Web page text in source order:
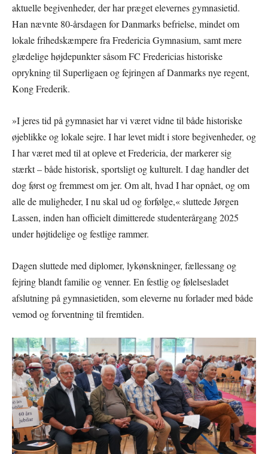
aktuelle begivenheder, der har præget elevernes gymnasietid.
Han nævnte 80-årsdagen for Danmarks befrielse, mindet om
lokale frihedskæmpere fra Fredericia Gymnasium, samt mere
glædelige højdepunkter såsom FC Fredericias historiske
oprykning til Superligaen og fejringen af Danmarks nye regent,
Kong Frederik.
»I jeres tid på gymnasiet har vi været vidne til både historiske
øjeblikke og lokale sejre. I har levet midt i store begivenheder, og
I har været med til at opleve et Fredericia, der markerer sig
stærkt – både historisk, sportsligt og kulturelt. I dag handler det
dog først og fremmest om jer. Om alt, hvad I har opnået, og om
alle de muligheder, I nu skal ud og forfølge,« sluttede Jørgen
Lassen, inden han officielt dimitterede studenterårgang 2025
under højtidelige og festlige rammer.
Dagen sluttede med diplomer, lykønskninger, fællessang og
fejring blandt familie og venner. En festlig og følelsesladet
afslutning på gymnasietiden, som eleverne nu forlader med både
vemod og forventning til fremtiden.